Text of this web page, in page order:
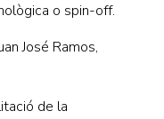
o spin-off.
José Ramos,
de la